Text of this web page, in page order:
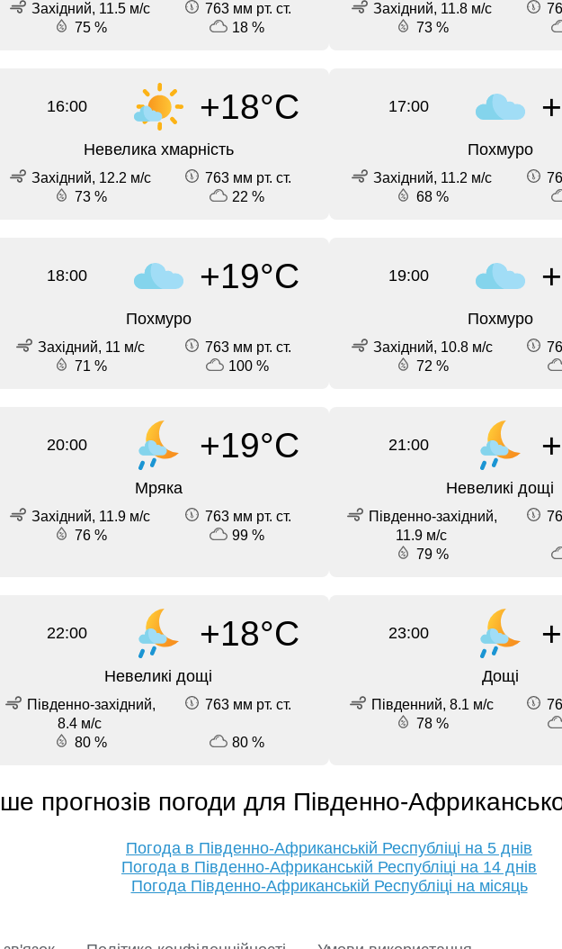
Західний, 11.5 м/с
763 мм рт. ст.
75 %
18 %
Західний, 11.8 м/с
73 %
16:00 +18°C
Невелика хмарність
Західний, 12.2 м/с
763 мм рт. ст.
73 %
22 %
17:00
Похмуро
Західний, 11.2 м/с
68 %
18:00 +19°C
Похмуро
Західний, 11 м/с
763 мм рт. ст.
71 %
100 %
19:00
Похмуро
Західний, 10.8 м/с
72 %
20:00 +19°C
Мряка
Західний, 11.9 м/с
763 мм рт. ст.
76 %
99 %
21:00
Невеликі дощі
Південно-західний,
11.9 м/с
79 %
22:00 +18°C
Невеликі дощі
Південно-західний,
8.4 м/с
763 мм рт. ст.
80 % 80 %
23:00
Дощі
Південний, 8.1 м/с
78 %
прогнозів погоди для Південно-
Погода в Південно-Африканській Республіці на 5 днів
Погода в Південно-Африканській Республіці на 14 днів
Погода Південно-Африканській Республіці на місяць